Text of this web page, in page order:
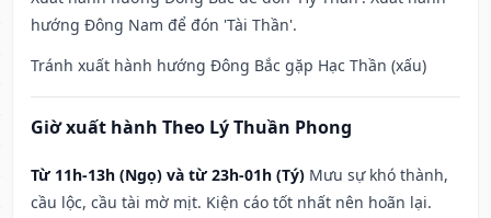
hướng Đông Nam để đón 'Tài Thần'.
Tránh xuất hành hướng Đông Bắc gặp Hạc Thần (xấu)
Giờ xuất hành Theo Lý Thuần Phong
Từ 11h-13h (Ngọ) và từ 23h-01h (Tý) Mưu sự khó thành,
cầu lộc, cầu tài mờ mịt. Kiện cáo tốt nhất nên hoãn lại.